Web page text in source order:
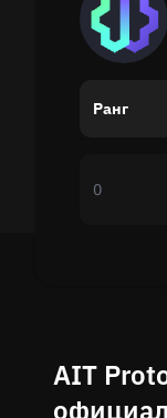
Ранг
0
AIT